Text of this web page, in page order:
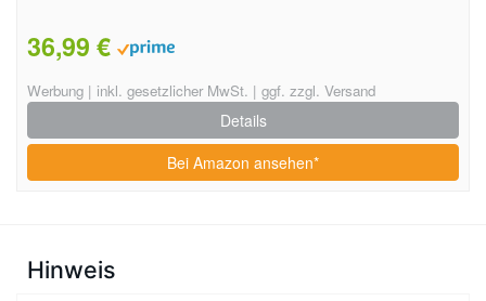
36,99 €
Werbung | inkl. gesetzlicher MwSt. | ggf. zzgl. Versand
Details
Bei Amazon ansehen*
Hinweis